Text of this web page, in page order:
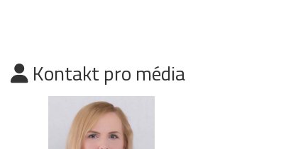
Kontakt pro média